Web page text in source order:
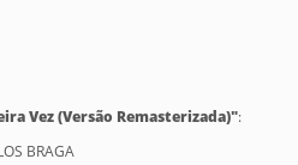
Vez (Versão Remasterizada)":
BRAGA